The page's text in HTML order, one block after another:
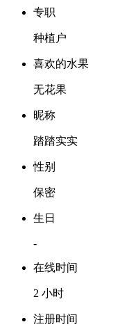
专职
种植户
喜欢的水果
无花果
昵称
踏踏实实
性别
保密
生日
-
在线时间
2 小时
注册时间